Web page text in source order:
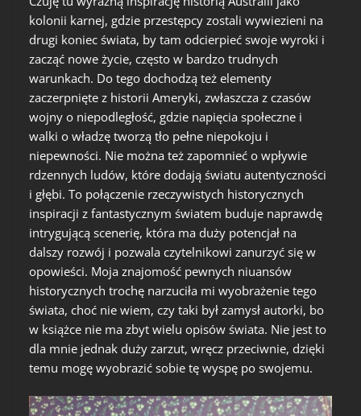
kolonii karnej, gdzie przestępcy zostali wywiezieni na
drugi koniec świata, by tam odcierpieć swoje wyroki i
zacząć nowe życie, często w bardzo trudnych
warunkach. Do tego dochodzą też elementy
zaczerpnięte z historii Ameryki, zwłaszcza z czasów
wojny o niepodległość, gdzie napięcia społeczne i
walki o władzę tworzą tło pełne niepokoju i
niepewności. Nie można też zapomnieć o wpływie
rdzennych ludów, które dodają światu autentyczności
i głębi. To połączenie rzeczywistych historycznych
inspiracji z fantastycznym światem buduje naprawdę
intrygującą scenerię, która ma duży potencjał na
dalszy rozwój i pozwala czytelnikowi zanurzyć się w
opowieści. Moja znajomość pewnych niuansów
historycznych trochę narzuciła mi wyobrażenie tego
świata, choć nie wiem, czy taki był zamysł autorki, bo
w książce nie ma zbyt wielu opisów świata. Nie jest to
dla mnie jednak duży zarzut, wręcz przeciwnie, dzięki
temu mogę wyobrazić sobie tę wyspę po swojemu.